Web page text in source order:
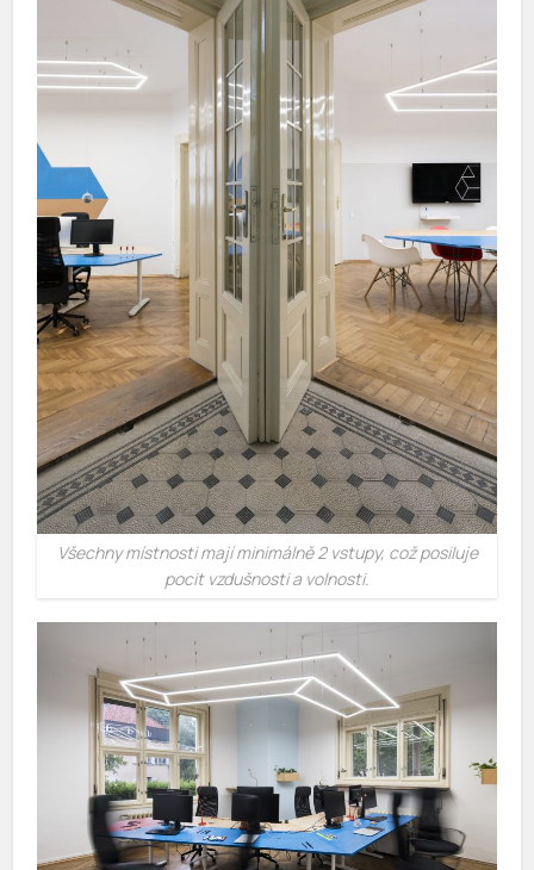
Všechny místnosti mají minimálně 2 vstupy, což posiluje
pocit vzdušnosti a volnosti.